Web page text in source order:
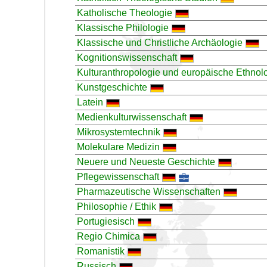
Katholische Theologie
Klassische Philologie
Klassische und Christliche Archäologie
Kognitionswissenschaft
Kulturanthropologie und europäische
Kunstgeschichte
Latein
Medienkulturwissenschaft
Mikrosystemtechnik
Molekulare Medizin
Neuere und Neueste Geschichte
Pflegewissenschaft
Pharmazeutische Wissenschaften
Philosophie / Ethik
Portugiesisch
Regio Chimica
Romanistik